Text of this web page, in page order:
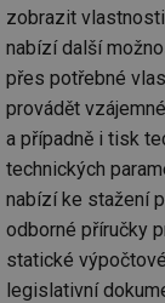
zobrazit
nabízí další
přes potřebné
provádět
a případně i tisk
technických
nabízí ke stažení
odborné příručky
statické
legislativní